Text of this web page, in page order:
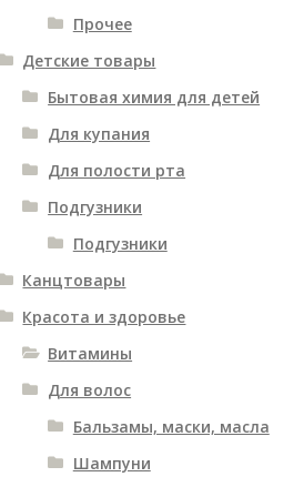
Прочее
Детские товары
Бытовая химия для детей
Для купания
Для полости рта
Подгузники
Подгузники
Канцтовары
Красота и здоровье
Витамины
Для волос
Бальзамы, маски, масла
Шампуни